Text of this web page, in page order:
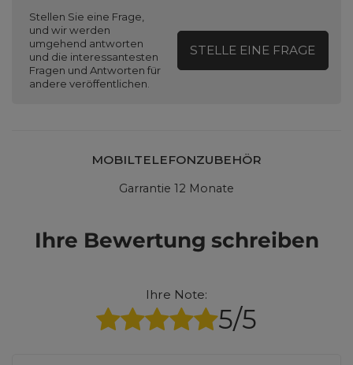
Stellen Sie eine Frage,
und wir werden
umgehend antworten
und die interessantesten
Fragen und Antworten für
andere veröffentlichen.
STELLE EINE FRAGE
MOBILTELEFONZUBEHÖR
Garrantie 12 Monate
Ihre Bewertung schreiben
Ihre Note:
5/5